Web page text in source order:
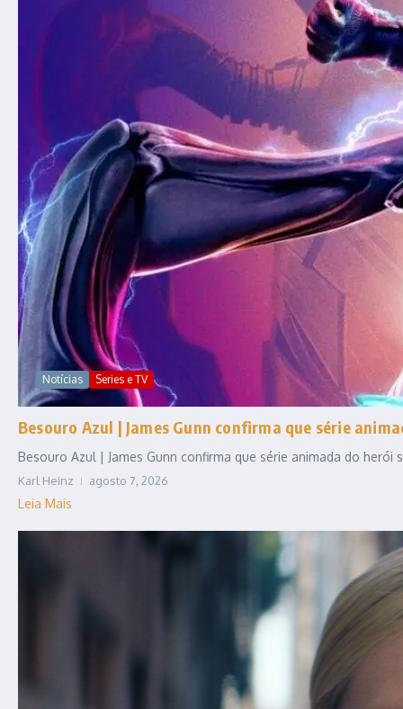
Notícias Series e TV
Besouro Azul | James Gunn confirma que série
Besouro Azul | James Gunn confirma que série animada do
Karl Heinz agosto 7, 2026
Leia Mais